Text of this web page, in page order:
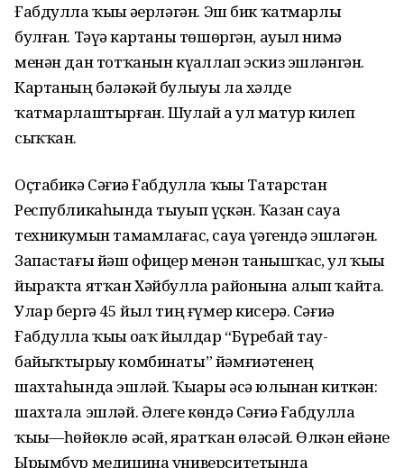
Ғабдулла ҡыҙы әҙерләгән. Эш бик ҡатмарлы
булған. Тәүҙә картаны төшөргән, ауыл нимә
менән дан тотҡанын күҙаллап эскиз эшләнгән.
Картаның бәләкәй булыуы ла хәлде
ҡатмарлаштырған. Шулай ҙа ул матур килеп
сыҡҡан.
Оҫтабикә Сәғиҙә Ғабдулла ҡыҙы Татарстан
Республикаһында тыуып үҫкән. Ҡазан сауҙа
техникумын тамамлағас, сауҙа үҙәгендә эшләгән.
Запастағы йәш офицер менән танышҡас, ул ҡыҙҙы
йыраҡта ятҡан Хәйбулла районына алып ҡайта.
Улар бергә 45 йыл тиң ғүмер кисерә. Сәғиҙә
Ғабдулла ҡыҙы оҙаҡ йылдар “Бүребай тау-
байыҡтырыу комбинаты” йәмғиәтенең
шахтаһында эшләй. Ҡыҙҙары әсә юлынан киткән:
шахтала эшләй. Әлеге көндә Сәғиҙә Ғабдулла
ҡыҙы—һөйөклө әсәй, яратҡан өләсәй. Өлкән ейәне
Ырымбур медицина университетында